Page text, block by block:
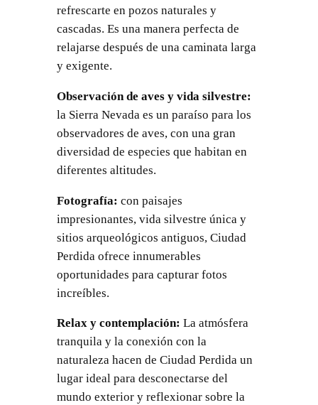
refrescarte en pozos naturales y
cascadas. Es una manera perfecta de
relajarse después de una caminata larga
y exigente.
Observación de aves y vida silvestre:
la Sierra Nevada es un paraíso para los
observadores de aves, con una gran
diversidad de especies que habitan en
diferentes altitudes.
Fotografía: con paisajes
impresionantes, vida silvestre única y
sitios arqueológicos antiguos, Ciudad
Perdida ofrece innumerables
oportunidades para capturar fotos
increíbles.
Relax y contemplación: La atmósfera
tranquila y la conexión con la
naturaleza hacen de Ciudad Perdida un
lugar ideal para desconectarse del
mundo exterior y reflexionar sobre la